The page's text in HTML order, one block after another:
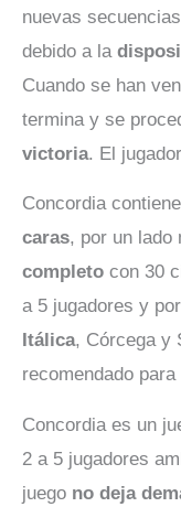
nuevas
debido a la
Cuando se han
termina y se
victoria. El
Concordia
caras, por un lado
completo con 30
a 5 jugadores y
Itálica, Córcega y
recomendado
Concordia es un
2 a 5 jugadores
juego no deja